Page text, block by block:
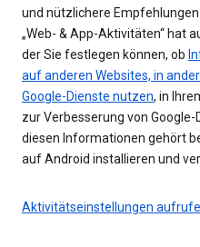
und nützlichere
„Web- & App-Aktivitäten“ hat
der Sie festlegen können, ob
auf anderen Websites, in
Google-Dienste nutzen, in
zur Verbesserung von
diesen Informationen gehört
auf Android installieren und
Aktivitätseinstellungen